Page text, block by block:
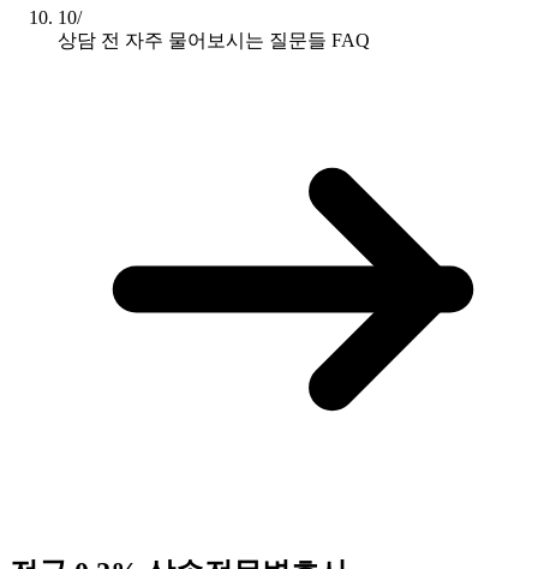
10/
상담 전 자주 물어보시는 질문들 FAQ